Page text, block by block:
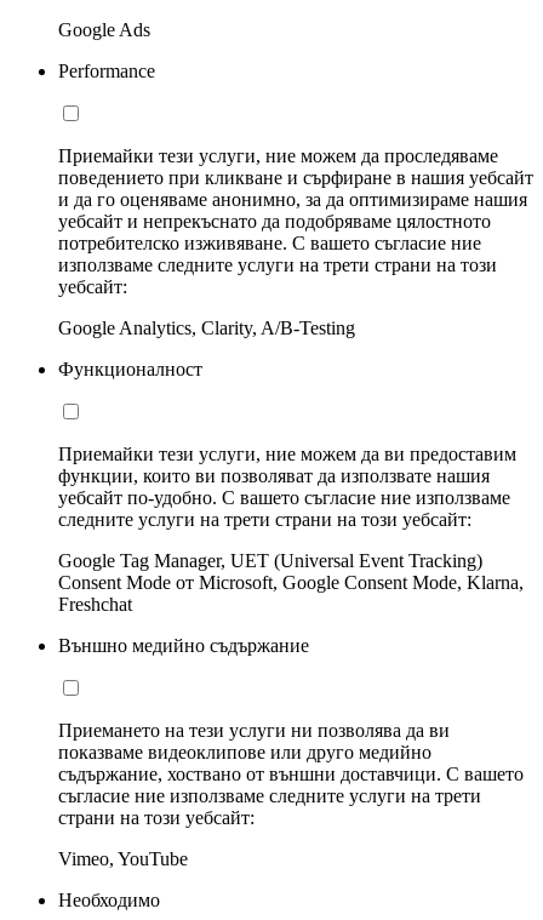
Google Ads
Performance
Приемайки тези услуги, ние можем да проследяваме
поведението при кликване и сърфиране в нашия уебсайт
и да го оценяваме анонимно, за да оптимизираме нашия
уебсайт и непрекъснато да подобряваме цялостното
потребителско изживяване. С вашето съгласие ние
използваме следните услуги на трети страни на този
уебсайт:
Google Analytics, Clarity, A/B-Testing
Функционалност
Приемайки тези услуги, ние можем да ви предоставим
функции, които ви позволяват да използвате нашия
уебсайт по-удобно. С вашето съгласие ние използваме
следните услуги на трети страни на този уебсайт:
Google Tag Manager, UET (Universal Event Tracking)
Consent Mode от Microsoft, Google Consent Mode, Klarna,
Freshchat
Външно медийно съдържание
Приемането на тези услуги ни позволява да ви
показваме видеоклипове или друго медийно
съдържание, хоствано от външни доставчици. С вашето
съгласие ние използваме следните услуги на трети
страни на този уебсайт:
Vimeo, YouTube
Необходимо